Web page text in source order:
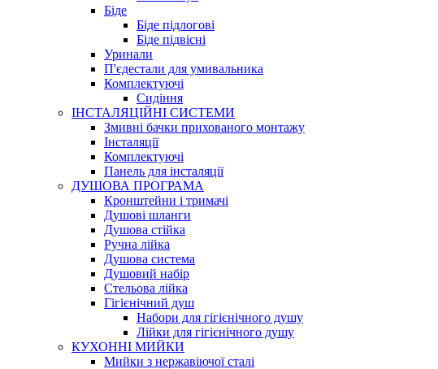
Біде
Біде підлогові
Біде підвісні
Уринали
П'єдестали для умивальника
Комплектуючі
Сидіння
ІНСТАЛЯЦІЙНІ СИСТЕМИ
Змивні бачки прихованого монтажу
Інсталяції
Комплектуючі
Панель для інсталяції
ДУШОВА ПРОГРАМА
Кронштейни і тримачі
Душові шланги
Душова стійка
Ручна лійка
Душова система
Душовий набір
Стельова лійка
Гігієнічний душ
Набори для гігієнічного душу
Лійки для гігієнічного душу
КУХОННІ МИЙКИ
Мийки з нержавіючої сталі